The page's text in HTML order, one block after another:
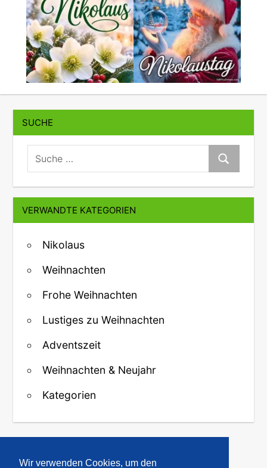
Wir verwenden Cookies, um den
SUCHE
suche:
Suche
VERWANDTE KATEGORIEN
Nikolaus
Weihnachten
Frohe Weihnachten
Lustiges zu Weihnachten
Adventszeit
Weihnachten & Neujahr
Kategorien
↑ Zurück zum Anfang